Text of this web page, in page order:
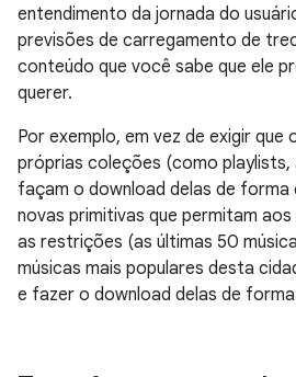
entendimento da jornada do
previsões de carregamento de
conteúdo que você sabe que ele
querer.
Por exemplo, em vez de exigir que
próprias coleções (como playlists,
façam o download delas de
novas primitivas que permitam
as restrições (as últimas 50
músicas mais populares desta
e fazer o download delas de